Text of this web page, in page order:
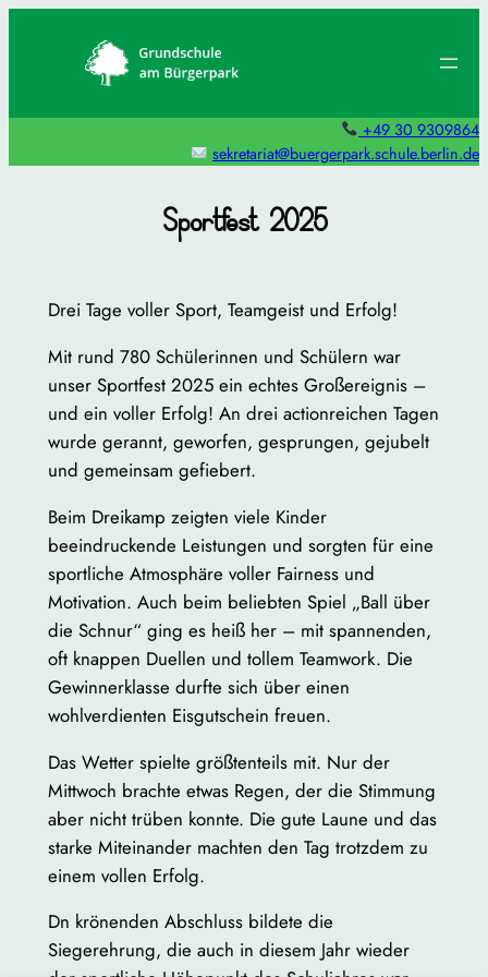
+49 30 9309864
sekretariat@buergerpark.schule.berlin.de
Sportfest 2025
Drei Tage voller Sport, Teamgeist und Erfolg!
Mit rund 780 Schülerinnen und Schülern war
unser Sportfest 2025 ein echtes Großereignis –
und ein voller Erfolg! An drei actionreichen Tagen
wurde gerannt, geworfen, gesprungen, gejubelt
und gemeinsam gefiebert.
Beim Dreikamp zeigten viele Kinder
beeindruckende Leistungen und sorgten für eine
sportliche Atmosphäre voller Fairness und
Motivation. Auch beim beliebten Spiel „Ball über
die Schnur“ ging es heiß her – mit spannenden,
oft knappen Duellen und tollem Teamwork. Die
Gewinnerklasse durfte sich über einen
wohlverdienten Eisgutschein freuen.
Das Wetter spielte größtenteils mit. Nur der
Mittwoch brachte etwas Regen, der die Stimmung
aber nicht trüben konnte. Die gute Laune und das
starke Miteinander machten den Tag trotzdem zu
einem vollen Erfolg.
Dn krönenden Abschluss bildete die
Siegerehrung, die auch in diesem Jahr wieder